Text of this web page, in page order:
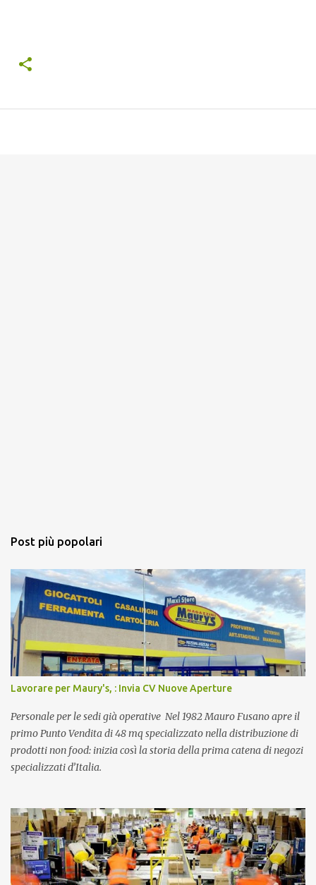
Post più popolari
Lavorare per Maury's, : Invia CV Nuove Aperture
Personale per le sedi già operative Nel 1982 Mauro Fusano apre il
primo Punto Vendita di 48 mq specializzato nella distribuzione di
prodotti non food: inizia così la storia della prima catena di negozi
specializzati d’Italia.